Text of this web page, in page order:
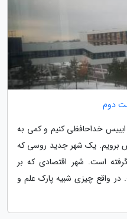
دوم
خداحافظی کنیم و کمی به
برویم. یک شهر جدید روسی که
است. شهر اقتصادی که بر
در واقع چیزی شبیه پارک علم و